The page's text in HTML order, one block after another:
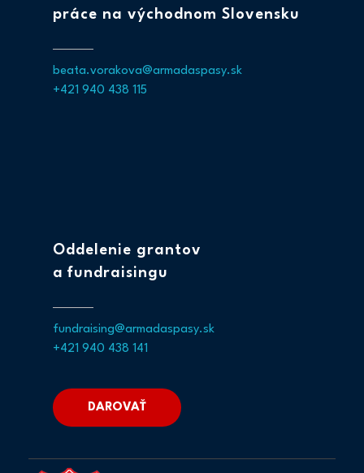
práce na východnom Slovensku
beata.vorakova@armadaspasy.sk
+421 940 438 115
Oddelenie grantov
a fundraisingu
fundraising@armadaspasy.sk
+421 940 438 141
DAROVAŤ